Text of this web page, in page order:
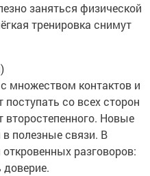
заняться физической
тренировка снимут
множеством контактов и
со всех сторон
второстепенного. Новые
полезные связи. В
разговоров:
доверие.